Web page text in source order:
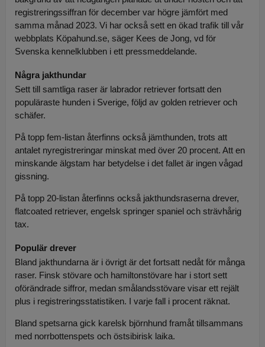
registreringssiffran för december var högre jämfört med
samma månad 2023. Vi har också sett en ökad trafik till vår
webbplats Köpahund.se, säger Kees de Jong, vd för
Svenska kennelklubben i ett pressmeddelande.
Några jakthundar
Sett till samtliga raser är labrador retriever fortsatt den
populäraste hunden i Sverige, följd av golden retriever och
schäfer.
På topp fem-listan återfinns också jämthunden, trots att
antalet nyregistreringar minskat med över 20 procent. Att en
minskande älgstam har betydelse i det fallet är ingen vågad
gissning.
På topp 20-listan återfinns också jakthundsraserna drever,
flatcoated retriever, engelsk springer spaniel och strävhårig
tax.
Populär drever
Bland jakthundarna är i övrigt är det fortsatt nedåt för många
raser. Finsk stövare och hamiltonstövare har i stort sett
oförändrade siffror, medan smålandsstövare visar ett rejält
plus i registreringsstatistiken. I varje fall i procent räknat.
Bland spetsarna gick karelsk björnhund framåt tillsammans
med norrbottenspets och östsibirisk laika.